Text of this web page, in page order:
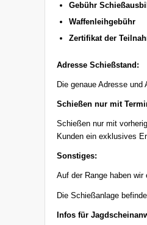
Gebühr
Waffenleihgebühr
Zertifikat der
Adresse Schießstand:
Die genaue Adresse
Schießen nur mit
Schießen nur mit
Kunden ein exklusives
Sonstiges:
Auf der Range haben
Die Schießanlage
Infos für